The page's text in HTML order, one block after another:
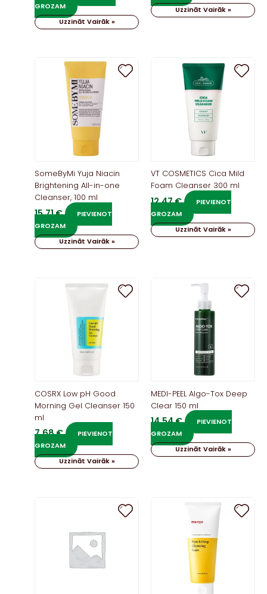
GROZAM
Uzzināt Vairāk »
Uzzināt Vairāk »
SomeByMi Yuja Niacin
Brightening All-in-one
Cleanser, 100 ml
15,71€
PIEVIENOT
GROZAM
Uzzināt Vairāk »
VT COSMETICS Cica Mild
Foam Cleanser 300 ml
12,47€
PIEVIENOT
GROZAM
Uzzināt Vairāk »
COSRX Low pH Good
Morning Gel Cleanser 150
ml
7,68€
PIEVIENOT
GROZAM
Uzzināt Vairāk »
MEDI-PEEL Algo-Tox Deep
Clear 150 ml
14,54€
PIEVIENOT
GROZAM
Uzzināt Vairāk »